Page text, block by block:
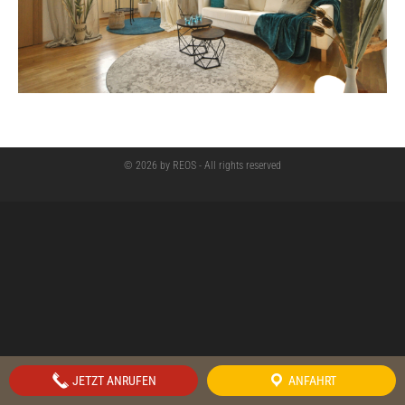
© 2026 by REOS - All rights reserved
JETZT ANRUFEN ANFAHRT